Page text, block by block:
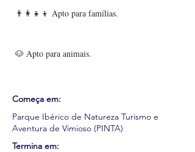
👨‍👩‍👧‍👦 Apto para famílias.
🐶 Apto para animais.
Começa em:
Parque Ibérico de Natureza Turismo e
Aventura de Vimioso (PINTA)
Termina em: